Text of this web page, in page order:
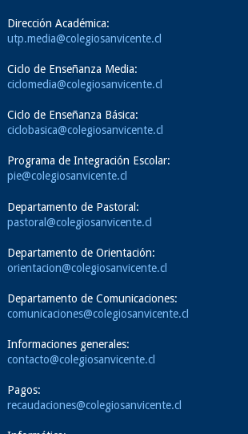
Dirección Académica:
utp.media@colegiosanvicente.cl
Ciclo de Enseñanza Media:
ciclomedia@colegiosanvicente.cl
Ciclo de Enseñanza Básica:
ciclobasica@colegiosanvicente.cl
Programa de Integración Escolar:
pie@colegiosanvicente.cl
Departamento de Pastoral:
pastoral@colegiosanvicente.cl
Departamento de Orientación:
orientacion@colegiosanvicente.cl
Departamento de Comunicaciones:
comunicaciones@colegiosanvicente.cl
Informaciones generales:
contacto@colegiosanvicente.cl
Pagos:
recaudaciones@colegiosanvicente.cl